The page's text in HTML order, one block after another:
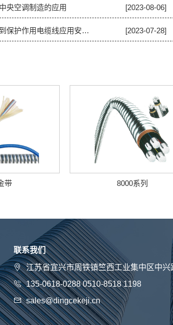
央空调制造的应用 [2023-08-06]
◦ 钢塑复合带怎样起到保护作用电缆线应用安全隐患 [2023-07-28]
带 8000系列
联系我们
江苏省宜兴市周铁镇竺西工业集中区中兴
135-0618-0288 0510-8518 1198
sales@dingcekeji.cn